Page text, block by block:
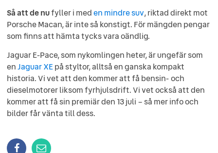
Så att de nufyller i meden mindre suv, riktad direkt mot
Porsche Macan, är inte så konstigt. För mängden pengar
som finns att hämta tycks vara oändlig.
Jaguar E-Pace, som nykomlingen heter, är ungefär som
enJaguar XEpå styltor, alltså en ganska kompakt
historia. Vi vet att den kommer att få bensin- och
dieselmotorer liksom fyrhjulsdrift. Vi vet också att den
kommer att få sin premiär den 13 juli – så mer info och
bilder får vänta till dess.